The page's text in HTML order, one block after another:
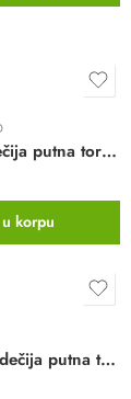
Happy pets dečija putna torba Roll Road | zelena
korpu
I love sea life dečija putna torba Movom | tirkizna